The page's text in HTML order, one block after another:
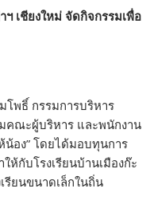
เชียงใหม่ จัดกิจกรรมเพื่อ
โพธิ์ กรรมการบริหาร
คณะผู้บริหาร และพนักงาน
น้อง” โดยได้มอบทุนการ
กับโรงเรียนบ้านเมืองก๊ะ
รียนขนาดเล็กในถิ่น